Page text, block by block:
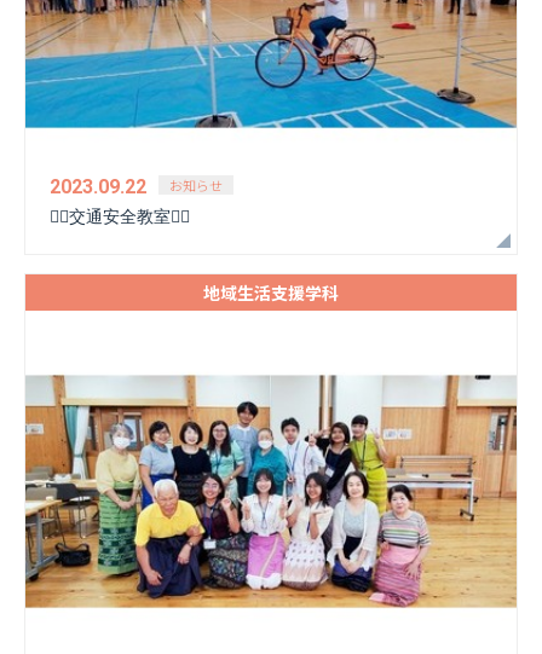
2023.09.22
お知らせ
🚴‍♂️交通安全教室🚴‍♂️
地域生活支援学科